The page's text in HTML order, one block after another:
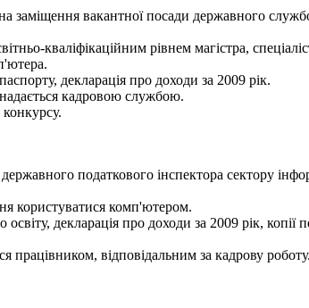
заміщення вакантної посади державного
кваліфікаційним рівнем магістра,
декларація про доходи за 2009 рік.
кадровою службою.
податкового інспектора сектору
користуватися комп'ютером.
декларація про доходи за 2009 рік, копії
працівником, відповідальним за кадрову роботу.